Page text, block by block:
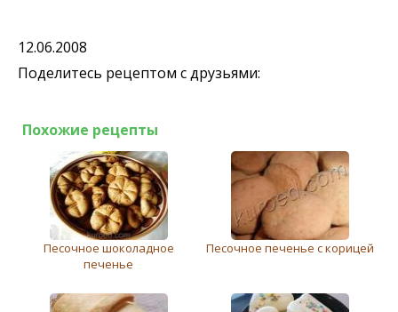
12.06.2008
Поделитесь рецептом с друзьями:
Похожие рецепты
Песочное шоколадное
печенье
Песочное печенье с корицей